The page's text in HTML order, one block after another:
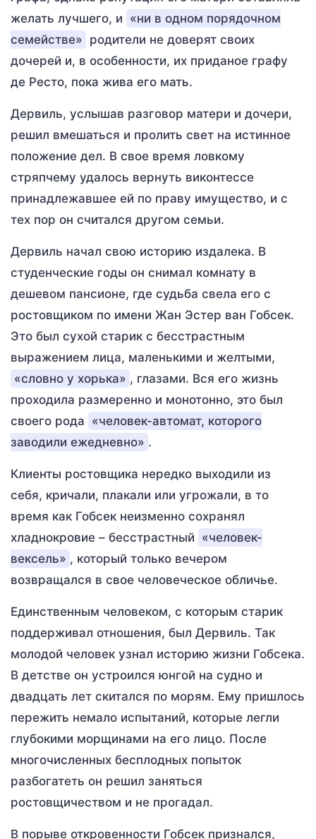
желать лучшего, и «ни в одном порядочном
семействе» родители не доверят своих
дочерей и, в особенности, их приданое графу
де Ресто, пока жива его мать.
Дервиль, услышав разговор матери и дочери,
решил вмешаться и пролить свет на истинное
положение дел. В свое время ловкому
стряпчему удалось вернуть виконтессе
принадлежавшее ей по праву имущество, и с
тех пор он считался другом семьи.
Дервиль начал свою историю издалека. В
студенческие годы он снимал комнату в
дешевом пансионе, где судьба свела его с
ростовщиком по имени Жан Эстер ван Гобсек.
Это был сухой старик с бесстрастным
выражением лица, маленькими и желтыми,
«словно у хорька» , глазами. Вся его жизнь
проходила размеренно и монотонно, это был
своего рода «человек-автомат, которого
заводили ежедневно» .
Клиенты ростовщика нередко выходили из
себя, кричали, плакали или угрожали, в то
время как Гобсек неизменно сохранял
хладнокровие – бесстрастный «человек-
вексель» , который только вечером
возвращался в свое человеческое обличье.
Единственным человеком, с которым старик
поддерживал отношения, был Дервиль. Так
молодой человек узнал историю жизни Гобсека.
В детстве он устроился юнгой на судно и
двадцать лет скитался по морям. Ему пришлось
пережить немало испытаний, которые легли
глубокими морщинами на его лицо. После
многочисленных бесплодных попыток
разбогатеть он решил заняться
ростовщичеством и не прогадал.
В порыве откровенности Гобсек признался,